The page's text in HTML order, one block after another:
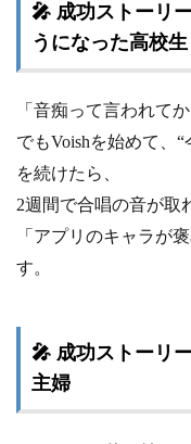
🎤 成功ストーリ
うになった高校生
「音痴って言われて
でもVoishを始めて、
を続けたら、
2週間で合唱の音が取
「アプリのキャラが
す。
🎤 成功ストーリ
主婦